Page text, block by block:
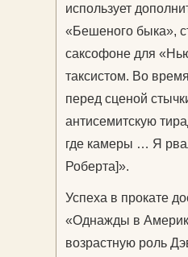
использует
«Бешеного быка»,
саксофоне для
таксистом. Во
перед сценой
антисемитскую
где камеры … Я
Роберта]».
Успеха в прокате
«Однажды в
возрастную роль